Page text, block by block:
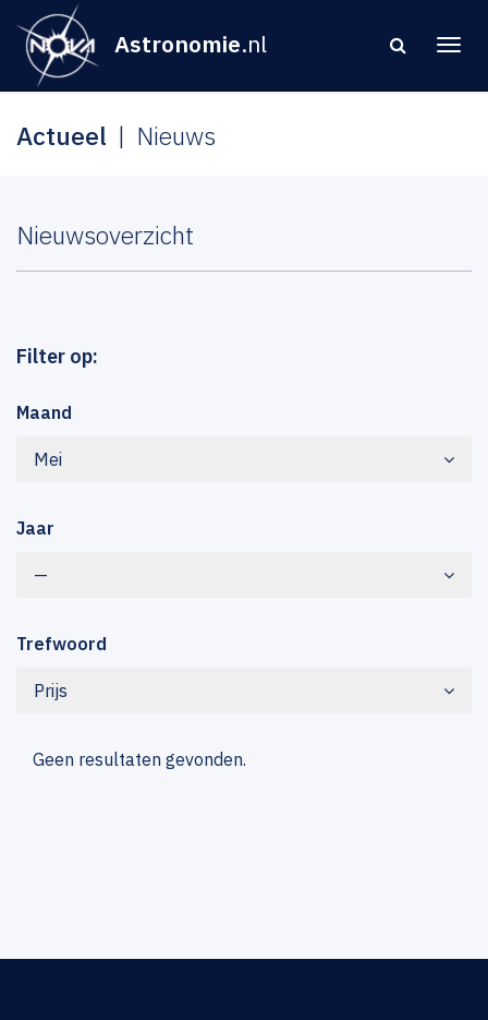
Astronomie.nl
Actueel Nieuws
Nieuwsoverzicht
Filter op:
Maand
Mei
Jaar
—
Trefwoord
Prijs
Geen resultaten gevonden.